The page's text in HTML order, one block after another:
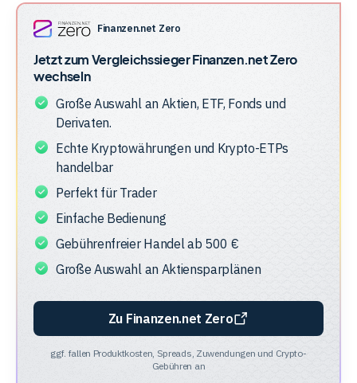
Unternehmensstruktur
der
Anbieter
Finanzen.net Zero
Jetzt zum VergleichssiegerFinanzen.net Zero
wechseln
Große Auswahl an Aktien, ETF, Fonds und
Derivaten.
Echte Kryptowährungen und Krypto-ETPs
handelbar
Perfekt für Trader
Einfache Bedienung
Gebührenfreier Handel ab 500 €
Große Auswahl an Aktiensparplänen
Zu Finanzen.net Zero
ggf. fallen Produktkosten, Spreads, Zuwendungen und Crypto-
Gebühren an